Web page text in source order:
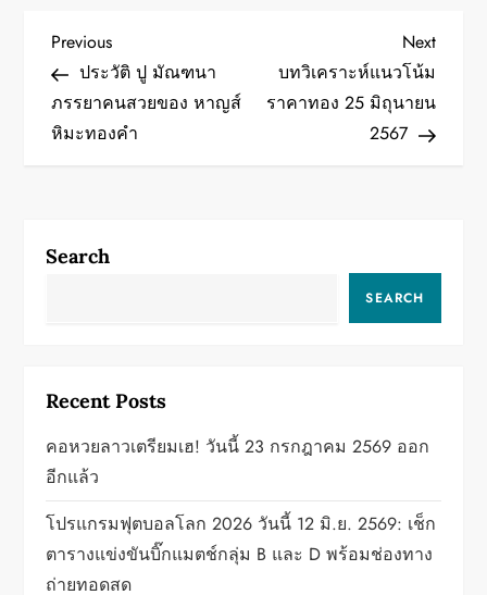
P
o
s
n
i
g
a
t
i
Previous
Post
Previous
ประวัติ ปู มัณฑนา
ภรรยาคนสวยของ หาญส์
หิมะทองคำ
Next
Next
บทวิเคราะห์แนวโน้ม
ราคาทอง 25 มิถุนายน
2567
Search
SEARCH
Recent Posts
คอหวยลาวเตรียมเฮ! วันนี้ 23 กรกฎาคม 2569 ออก
อีกแล้ว
โปรแกรมฟุตบอลโลก 2026 วันนี้ 12 มิ.ย. 2569: เช็ก
ตารางแข่งขันบิ๊กแมตช์กลุ่ม B และ D พร้อมช่องทาง
ถ่ายทอดสด